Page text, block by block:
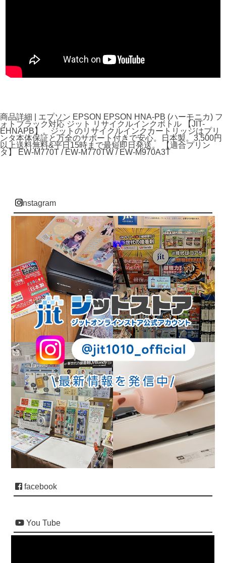
商品詳細 | エプソン EPSON EPSON HNA-PB (ハーモニカ) フ
ォトブラック対応 ジット リサイクルインクボトル 【JIT-
EHNAPB】。ジットのリサイクルインクカートリッジはプリ
ンタ本体保証と万全のサポート付きで安心。日本製。3,500円
以上送料無料&平日15時まで最短即日発送。 【適合プリン
タ】 EW-M770T / EW-M770TW / EW-M970A3T
instagram
facebook
You Tube